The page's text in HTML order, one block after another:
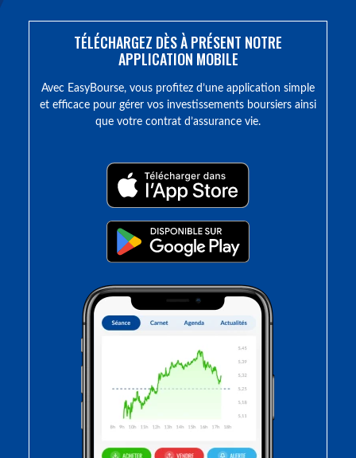
TÉLÉCHARGEZ DÈS À PRÉSENT NOTRE
APPLICATION MOBILE
Avec EasyBourse, vous profitez d’une application simple
et efficace pour gérer vos investissements boursiers ainsi
que votre contrat d’assurance vie.